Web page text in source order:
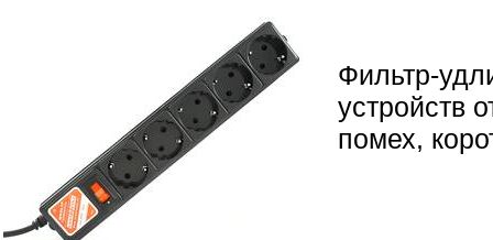
Фильтр-
устройств
помех,